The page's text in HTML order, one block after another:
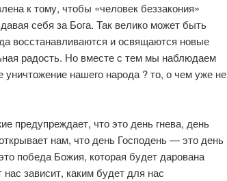
к тому, чтобы «человек беззакония»
себя за Бога. Так велико может быть
восстанавливаются и освящаются новые
радость. Но вместе с тем мы наблюдаем
нашего народа ? то, о чем уже не
предупреждает, что это день гнева, день
нам, что день Господень — это день
победа Божия, которая будет дарована
зависит, каким будет для нас